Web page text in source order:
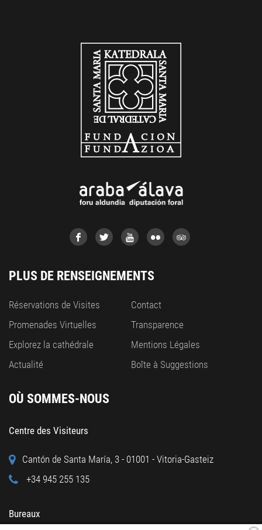
PLUS DE RENSEIGNEMENTS
Réservations de Visites
Promenades Virtuelles
Explorez la cathédrale
Actualité
Contact
Transparence
Mentions Légales
Boîte à Suggestions
OÙ SOMMES-NOUS
Centre des Visiteurs
Cantón de Santa María, 3 - 01001 - Vitoria-Gasteiz
+34 945 255 135
Bureaux